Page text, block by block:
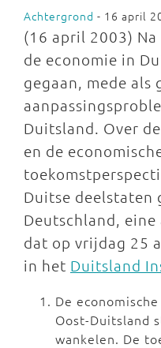
Achtergrond - 16 april
(16 april 2003) Na
de economie in
gegaan, mede als
Duitsland. Over
en de
Duitse deelstaten
Deutschland,
dat op vrijdag 25
in het Duitsland
De
Oost-Duitsland
wankelen. De